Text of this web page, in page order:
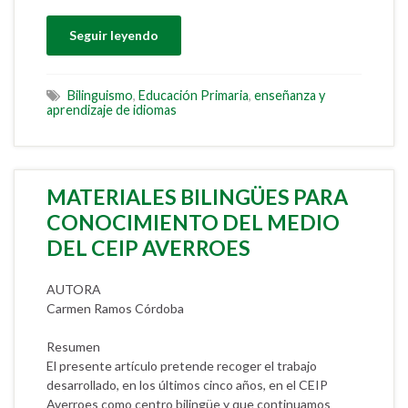
Seguir leyendo
Bilinguismo, Educación Primaria, enseñanza y
aprendizaje de idiomas
MATERIALES BILINGÜES PARA
CONOCIMIENTO DEL MEDIO
DEL CEIP AVERROES
AUTORA
Carmen Ramos Córdoba
Resumen
El presente artículo pretende recoger el trabajo
desarrollado, en los últimos cinco años, en el CEIP
Averroes como centro bilingüe y que continuamos